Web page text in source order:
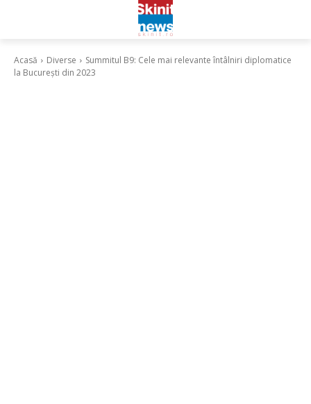
Acasă Diverse
Summitul B9: Cele mai relevante întâlniri diplomatice
la București din 2023